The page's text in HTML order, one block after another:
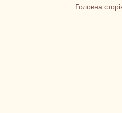
Головна